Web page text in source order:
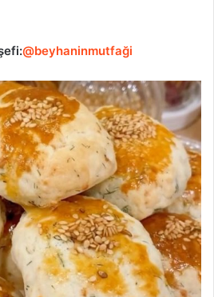
@beyhaninmutfaği